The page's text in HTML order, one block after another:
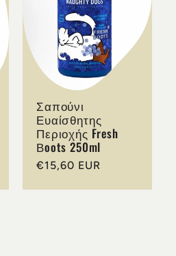
Σαπούνι
Ευαίσθητης
Περιοχής Fresh
Βoots 250ml
Κανονική
€15,60 EUR